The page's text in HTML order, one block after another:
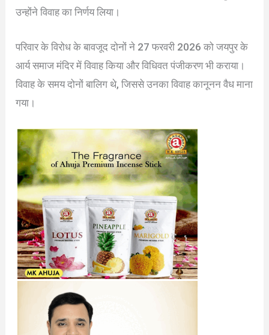
उन्होंने विवाह का निर्णय लिया।
परिवार के विरोध के बावजूद दोनों ने 27 फरवरी 2026 को जयपुर के
आर्य समाज मंदिर में विवाह किया और विधिवत पंजीकरण भी कराया।
विवाह के समय दोनों बालिग थे, जिससे उनका विवाह कानूनन वैध माना
गया।